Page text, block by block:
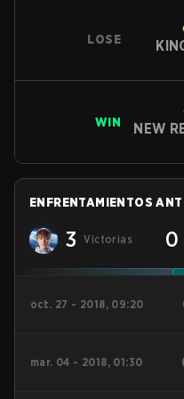
LOSE
WIN NEW
ENFRENTAMIENTOS
3 Victorias 0
oct. 27 - 2018, 09:20
mar. 04 - 2018, 01:30